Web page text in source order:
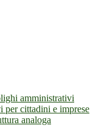
amministrativi
per cittadini e imprese
analoga